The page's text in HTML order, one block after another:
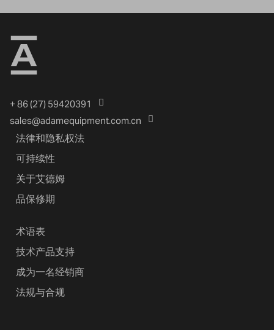
+ 86 (27) 59420391
sales@adamequipment.com.cn
法律和隐私权法
可持续性
关于艾德姆
品保修期
术语表
技术产品支持
成为一名经销商
法规与合规